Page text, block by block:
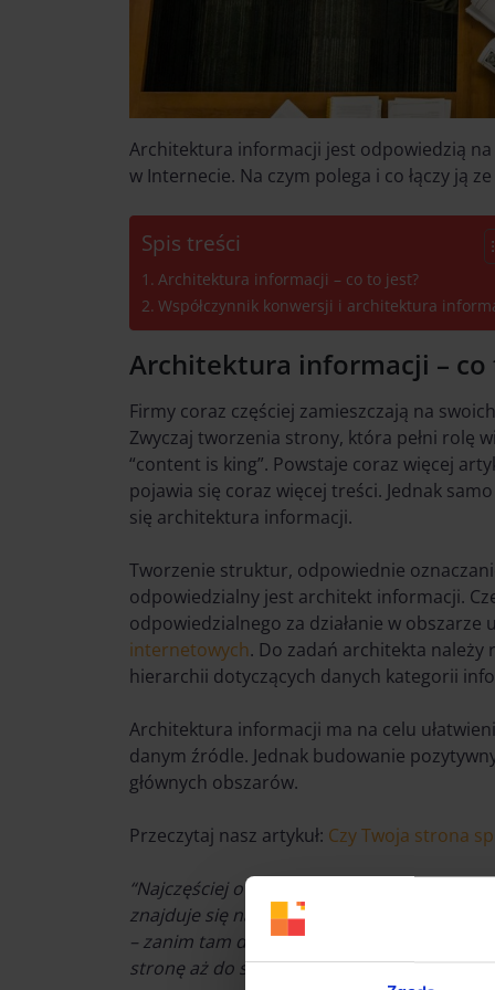
Architektura informacji jest odpowiedzią
w Internecie. Na czym polega i co łączy ją
Spis treści
Architektura informacji – co to jest?
Współczynnik konwersji i architektura
Architektura informacji – co
Firmy coraz częściej zamieszczają na
Zwyczaj tworzenia strony, która pełni rolę
“content is king”. Powstaje coraz więcej
pojawia się coraz więcej treści. Jednak
się architektura informacji.
Tworzenie struktur, odpowiednie
odpowiedzialny jest architekt informacji.
odpowiedzialnego za działanie w obszarze
internetowych. Do zadań architekta
hierarchii dotyczących danych kategorii
Architektura informacji ma na celu
danym źródle. Jednak budowanie
głównych obszarów.
Przeczytaj nasz artykuł: Czy Twoja strona
“Najczęściej o osiągnięciu celu mówimy
znajduje się na stronie z podziękowaniem/
– zanim tam dotrze, musi pokonać pewną
stronę aż do sfinalizowania zakupu?”